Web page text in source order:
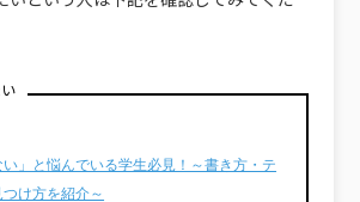
い」と悩んでいる学生必見！～書き方・テ
け方を紹介～